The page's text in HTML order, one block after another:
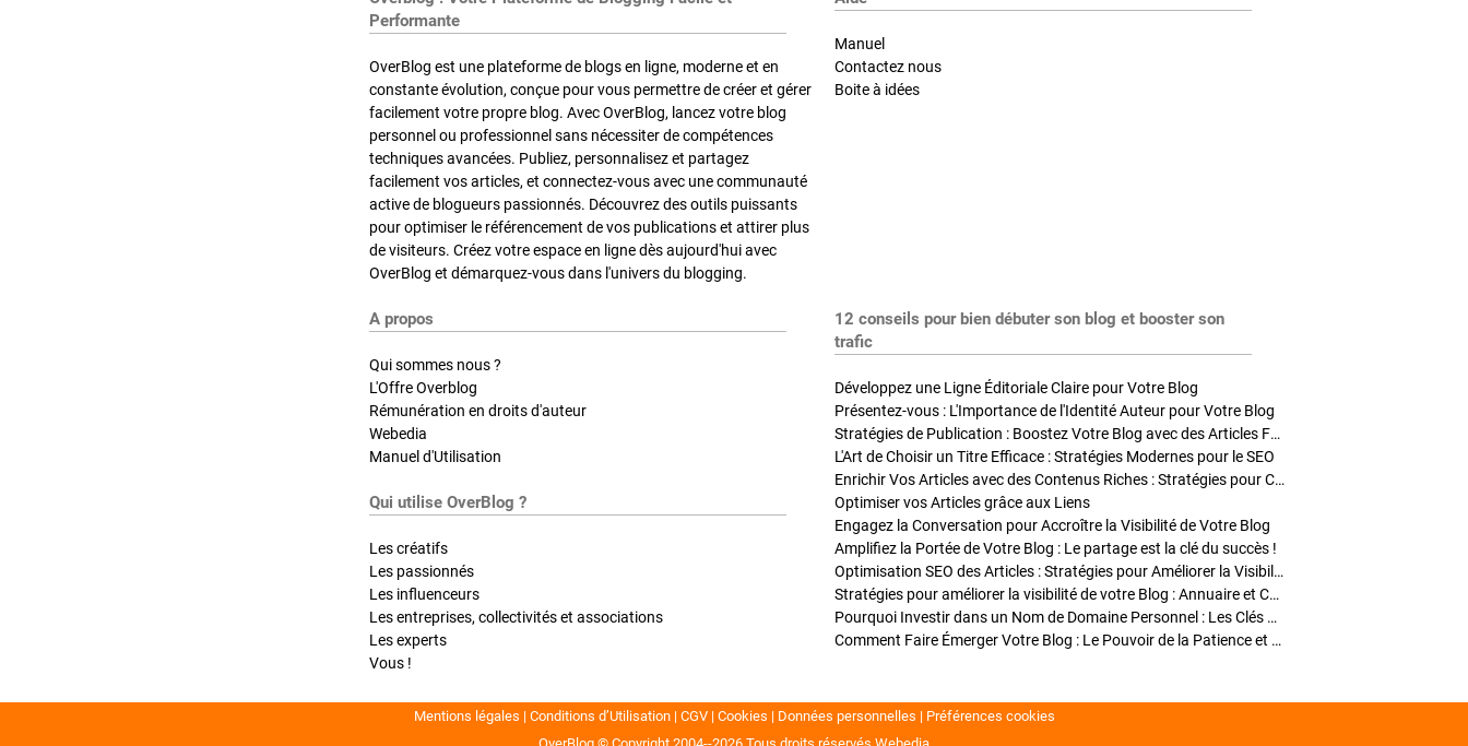
Performante
OverBlog est une plateforme de blogs en ligne, moderne et en
constante évolution, conçue pour vous permettre de créer et gérer
facilement votre propre blog. Avec OverBlog, lancez votre blog
personnel ou professionnel sans nécessiter de compétences
techniques avancées. Publiez, personnalisez et partagez
facilement vos articles, et connectez-vous avec une communauté
active de blogueurs passionnés. Découvrez des outils puissants
pour optimiser le référencement de vos publications et attirer plus
de visiteurs. Créez votre espace en ligne dès aujourd'hui avec
OverBlog et démarquez-vous dans l'univers du blogging.
Manuel
Contactez nous
Boite à idées
A propos
Qui sommes nous ?
L'Offre Overblog
Rémunération en droits d'auteur
Webedia
Manuel d'Utilisation
Qui utilise OverBlog ?
Les créatifs
Les passionnés
Les influenceurs
Les entreprises, collectivités et associations
Les experts
Vous !
12 conseils pour bien débuter son blog et booster son
trafic
Développez une Ligne Éditoriale Claire pour Votre Blog
Présentez-vous : L'Importance de l'Identité Auteur pour Votre Blog
Stratégies de Publication : Boostez Votre Blog avec des Articles Fréquents et Exclusifs
L'Art de Choisir un Titre Efficace : Stratégies Modernes pour le SEO
Enrichir Vos Articles avec des Contenus Riches : Stratégies pour Captiver et Optimiser
Optimiser vos Articles grâce aux Liens
Engagez la Conversation pour Accroître la Visibilité de Votre Blog
Amplifiez la Portée de Votre Blog : Le partage est la clé du succès !
Optimisation SEO des Articles : Stratégies pour Améliorer la Visibilité de Votre Blog
Stratégies pour améliorer la visibilité de votre Blog : Annuaire et Collaborations
Pourquoi Investir dans un Nom de Domaine Personnel : Les Clés de la Réussite de Votre Blog
Comment Faire Émerger Votre Blog : Le Pouvoir de la Patience et de la Persévérance
Mentions légales Conditions d’Utilisation CGV Cookies Données personnelles
Préférences cookies